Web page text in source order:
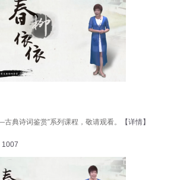
典诗词鉴赏”系列课程，敬请观看。 【详情】
1007